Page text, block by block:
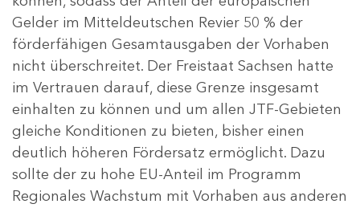
Gelder im Mitteldeutschen Revier 50 % der
förderfähigen Gesamtausgaben der Vorhaben
nicht überschreitet. Der Freistaat Sachsen hatte
im Vertrauen darauf, diese Grenze insgesamt
einhalten zu können und um allen JTF-Gebieten
gleiche Konditionen zu bieten, bisher einen
deutlich höheren Fördersatz ermöglicht. Dazu
sollte der zu hohe EU-Anteil im Programm
Regionales Wachstum mit Vorhaben aus anderen